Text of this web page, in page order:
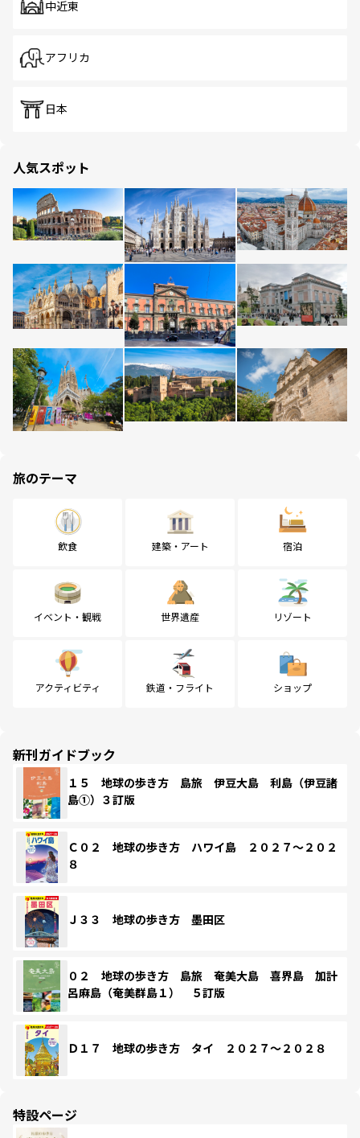
中近東
アフリカ
日本
人気スポット
旅のテーマ
飲食 建築・アート 宿泊
イベント・観戦 世界遺産 リゾート
アクティビティ 鉄道・フライト ショップ
新刊ガイドブック
１５ 地球の歩き方 島旅 伊豆大島 利島（伊豆諸
島①）３訂版
Ｃ０２ 地球の歩き方 ハワイ島 ２０２７～２０２
８
Ｊ３３ 地球の歩き方 墨田区
０２ 地球の歩き方 島旅 奄美大島 喜界島 加計
呂麻島（奄美群島１） ５訂版
Ｄ１７ 地球の歩き方 タイ ２０２７～２０２８
特設ページ